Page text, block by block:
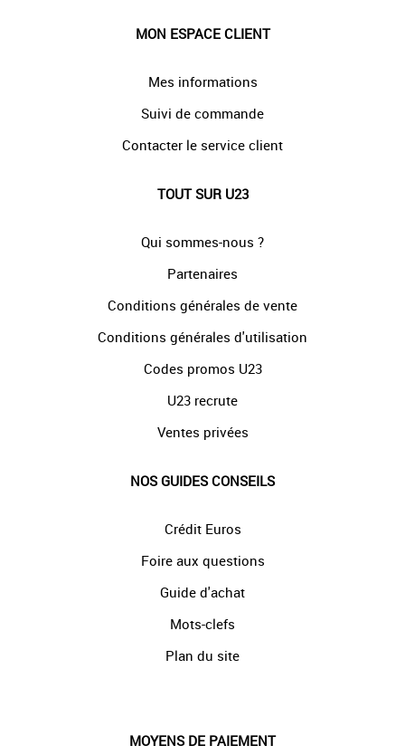
MON ESPACE CLIENT
Mes informations
Suivi de commande
Contacter le service client
TOUT SUR U23
Qui sommes-nous ?
Partenaires
Conditions générales de vente
Conditions générales d'utilisation
Codes promos U23
U23 recrute
Ventes privées
NOS GUIDES CONSEILS
Crédit Euros
Foire aux questions
Guide d'achat
Mots-clefs
Plan du site
MOYENS DE PAIEMENT